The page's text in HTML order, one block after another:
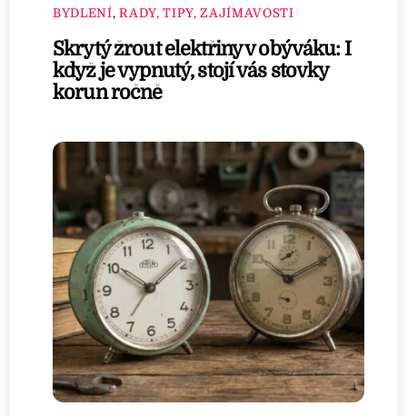
BYDLENÍ,RADY, TIPY, ZAJÍMAVOSTI
Skrytý žrout elektřiny v obýváku: I
když je vypnutý, stojí vás stovky
korun ročně